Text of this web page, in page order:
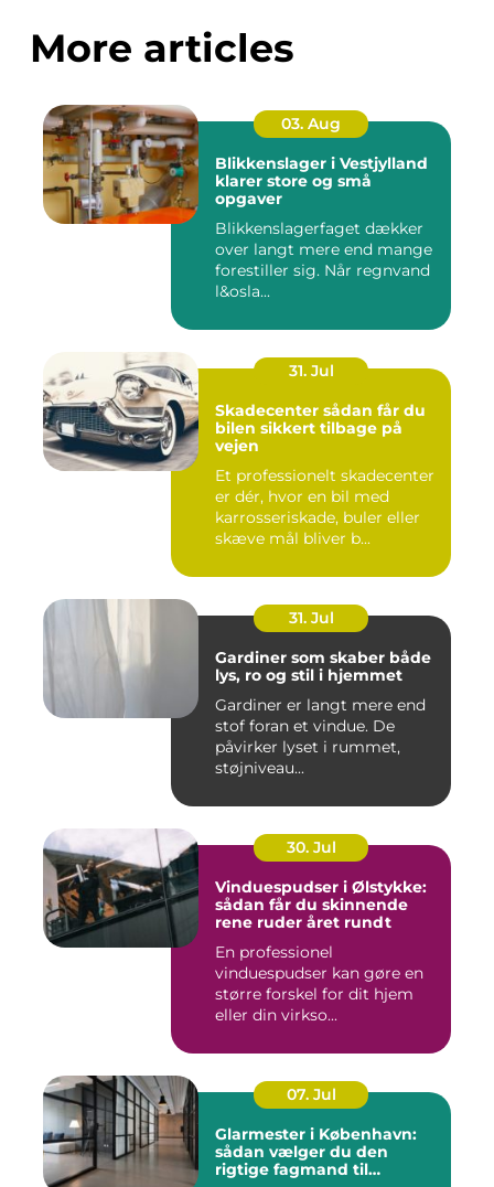
More articles
03. Aug
Blikkenslager i Vestjylland
klarer store og små
opgaver
Blikkenslagerfaget dækker
over langt mere end mange
forestiller sig. Når regnvand
l&osla...
31. Jul
Skadecenter sådan får du
bilen sikkert tilbage på
vejen
Et professionelt skadecenter
er dér, hvor en bil med
karrosseriskade, buler eller
skæve mål bliver b...
31. Jul
Gardiner som skaber både
lys, ro og stil i hjemmet
Gardiner er langt mere end
stof foran et vindue. De
påvirker lyset i rummet,
støjniveau...
30. Jul
Vinduespudser i Ølstykke:
sådan får du skinnende
rene ruder året rundt
En professionel
vinduespudser kan gøre en
større forskel for dit hjem
eller din virkso...
07. Jul
Glarmester i København:
sådan vælger du den
rigtige fagmand til